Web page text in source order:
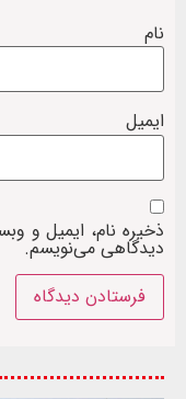
نام
ایمیل
ذخیره نام، ایمیل و
دیدگاهی می‌نویسم.